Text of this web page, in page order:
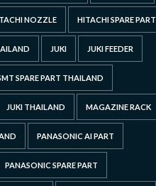
NOZZLE HITACHI SPARE PART
JUKI JUKI FEEDER
SPARE PART THAILAND
JUKI THAILAND MAGAZINE RACK
PANASONIC AI PART
PANASONIC SPARE PART